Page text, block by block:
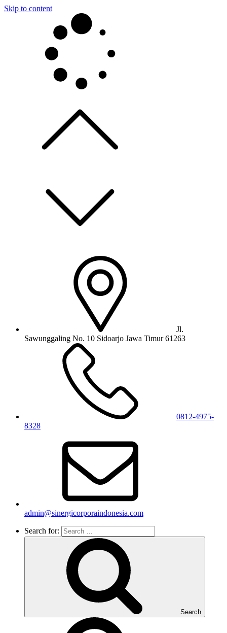
Skip to content
Jl.
Sawunggaling No. 10 Sidoarjo Jawa Timur 61263
0812-4975-
8328
admin@sinergicorporaindonesia.com
Search for:
Search